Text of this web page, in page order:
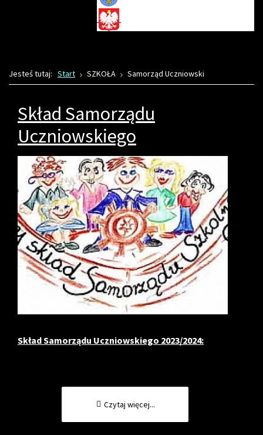
Jesteś tutaj: Start SZKOŁA Samorząd Uczniowski
Skład Samorządu
Uczniowskiego
Skład Samorządu Uczniowskiego 2023/2024:
Czytaj więcej...